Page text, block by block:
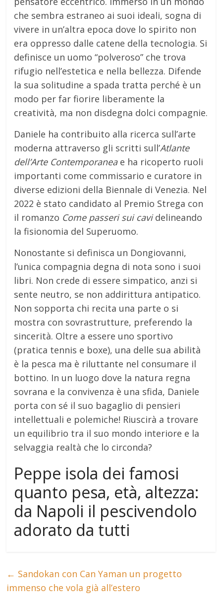
che sembra estraneo ai suoi ideali, sogna di
vivere in un’altra epoca dove lo spirito non
era oppresso dalle catene della tecnologia. Si
definisce un uomo “polveroso” che trova
rifugio nell’estetica e nella bellezza. Difende
la sua solitudine a spada tratta perché è un
modo per far fiorire liberamente la
creatività, ma non disdegna dolci compagnie.
Daniele ha contribuito alla ricerca sull’arte
moderna attraverso gli scritti sull’Atlante
dell’Arte Contemporaneae ha ricoperto ruoli
importanti come commissario e curatore in
diverse edizioni della Biennale di Venezia. Nel
2022 è stato candidato al Premio Strega con
il romanzo Come passeri sui cavidelineando
la fisionomia del Superuomo.
Nonostante si definisca un Dongiovanni,
l’unica compagnia degna di nota sono i suoi
libri. Non crede di essere simpatico, anzi si
sente neutro, se non addirittura antipatico.
Non sopporta chi recita una parte o si
mostra con sovrastrutture, preferendo la
sincerità. Oltre a essere uno sportivo
(pratica tennis e boxe), una delle sua abilità
è la pesca ma è riluttante nel consumare il
bottino. In un luogo dove la natura regna
sovrana e la convivenza è una sfida, Daniele
porta con sé il suo bagaglio di pensieri
intellettuali e polemiche! Riuscirà a trovare
un equilibrio tra il suo mondo interiore e la
selvaggia realtà che lo circonda?
Peppe isola dei famosi
quanto pesa, età, altezza:
da Napoli il pescivendolo
adorato da tutti
← Sandokan con Can Yaman un progetto
immenso che vola già all’estero